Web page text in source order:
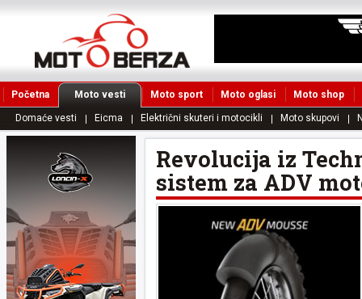
Početna Moto vesti Moto sport Moto oglasi Moto shop
Domaće vesti Eicma Električni skuteri i motocikli Moto skupovi
Revolucija iz
sistem za ADV